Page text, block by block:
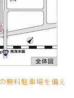
無料駐車場を備え